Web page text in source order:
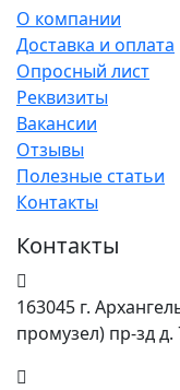
О компании
Доставка и оплата
Опросный лист
Реквизиты
Вакансии
Отзывы
Полезные статьи
Контакты
Контакты
163045 г.
промузел) пр-зд д.